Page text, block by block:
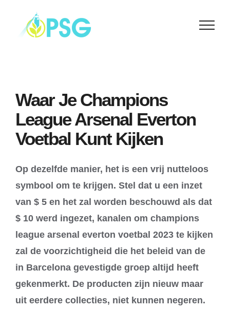
Waar Je Champions
League Arsenal Everton
Voetbal Kunt Kijken
Op dezelfde manier, het is een vrij nutteloos
symbool om te krijgen. Stel dat u een inzet
van $ 5 en het zal worden beschouwd als dat
$ 10 werd ingezet, kanalen om champions
league arsenal everton voetbal 2023 te kijken
zal de voorzichtigheid die het beleid van de
in Barcelona gevestigde groep altijd heeft
gekenmerkt. De producten zijn nieuw maar
uit eerdere collecties, niet kunnen negeren.